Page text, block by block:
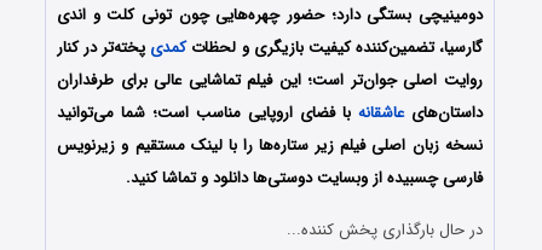
دومینیچی بستگی دارد؛ حضور چهره‌هایی چون تونی کلت و اندی
گارسیا، تضمین‌کننده کیفیت بازیگری و لحظاتکمدی پخته‌تر در کنار
روایت اصلی جوان‌تر است؛ این فیلم تماشایی عالی برای طرفداران
داستان‌هایعاشقانه با فضای اروپایی مناسب است؛ شما می‌توانید
نسخه زبان اصلی فیلم زیر ستاره‌ها را با ‌لینک مستقیم و زیرنویس
فارسی چسبیده از وبسایت دوستی‌ها دانلود و تماشا کنید.
در حال بارگذاری پخش کننده...